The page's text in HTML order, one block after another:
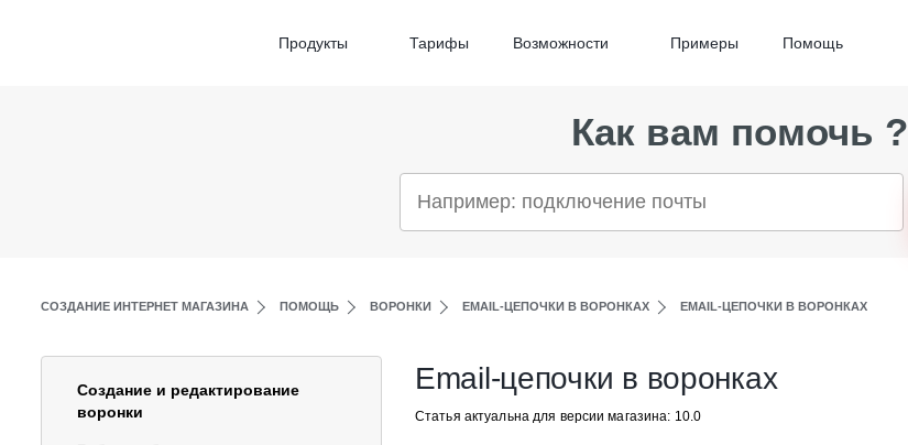
Продукты Тарифы Возможности Примеры Помощь
Как вам помочь ?
СОЗДАНИЕ ИНТЕРНЕТ МАГАЗИНА ПОМОЩЬ ВОРОНКИ EMAIL-ЦЕПОЧКИ В ВОРОНКАХ EMAIL-ЦЕПОЧКИ В ВОРОНКАХ
Создание и редактирование
воронки
Email-цепочки в воронках
Статья актуальна для версии магазина: 10.0